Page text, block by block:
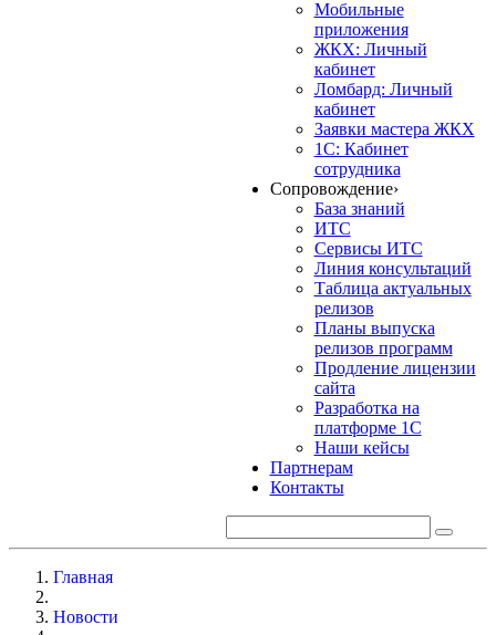
Мобильные
приложения
ЖКХ: Личный
кабинет
Ломбард: Личный
кабинет
Заявки мастера ЖКХ
1С: Кабинет
сотрудника
Сопровождение›
База знаний
ИТС
Сервисы ИТС
Линия консультаций
Таблица актуальных
релизов
Планы выпуска
релизов программ
Продление лицензии
сайта
Разработка на
платформе 1С
Наши кейсы
Партнерам
Контакты
Главная
Новости